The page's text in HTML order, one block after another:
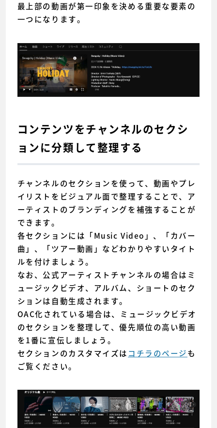
最上部の動画が第一印象を決める重要な要素の
一つになります。
コンテンツをチャンネルのセクシ
ョンに分類して整理する
チャンネルのセクションを使って、動画やプレ
イリストをビジュアル面で整理することで、ア
ーティストのブランディングを補強することが
できます。
各セクションには「Music Video」、「カバー
曲」、「ツアー動画」などわかりやすいタイト
ルを付けましょう。
なお、公式アーティストチャンネルの場合はミ
ュージックビデオ、アルバム、ショートのセク
ションは自動生成されます。
OAC化されている場合は、ミュージックビデオ
のセクションを整理して、優先順位の高い動画
を1番に宣伝しましょう。
セクションのカスタマイズは コチラのページも
ご覧ください。